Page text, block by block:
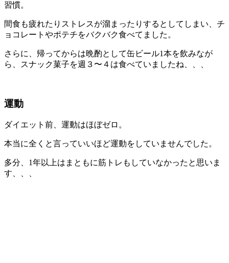
習慣。
間食も疲れたりストレスが溜まったりするとしてしまい、チ
ョコレートやポテチをバクバク食べてました。
さらに、帰ってからは晩酌として缶ビール1本を飲みなが
ら、スナック菓子を週３〜４は食べていましたね、、、
運動
ダイエット前、運動はほぼゼロ。
本当に全くと言っていいほど運動をしていませんでした。
多分、1年以上はまともに筋トレもしていなかったと思いま
す、、、